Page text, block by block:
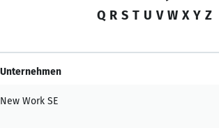
Q R S T U V W X Y Z
Unternehmen
New Work SE